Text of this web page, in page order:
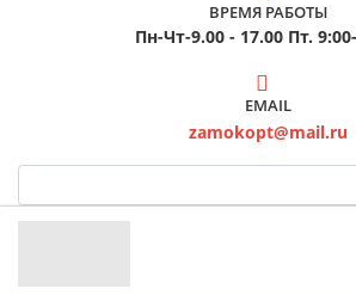
ВРЕМЯ РАБОТЫ
Пн-Чт-9.00 - 17.00 Пт.
EMAIL
zamokopt@mail.ru